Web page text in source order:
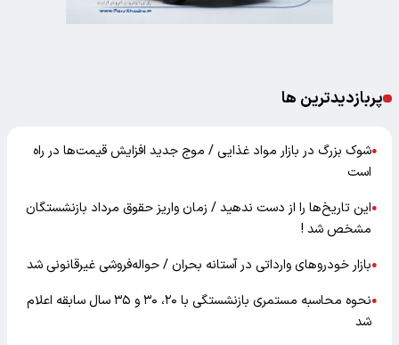
پربازدیدترین ها
●شوک بزرگ در بازار مواد غذایی / موج جدید افزایش قیمت‌ها در راه
است
●این تاریخ‌ها را از دست ندهید / زمان واریز حقوق مرداد بازنشستگان
مشخص شد !
●بازار خودرو‌های وارداتی در آستانه بحران / حواله‌فروشی غیرقانونی شد
●
نحوه محاسبه مستمری بازنشستگی با ۲۰، ۳۰ و ۳۵ سال سابقه اعلام
شد